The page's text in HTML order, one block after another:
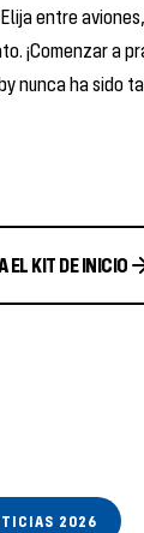
entre
¡Comenzar a
nunca ha sido
EL KIT DE INICIO
2026